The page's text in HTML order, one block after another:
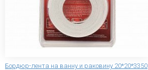
Бордюр-лента на ванну и раковину 20*20*3350